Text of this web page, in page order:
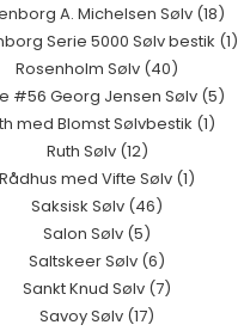
A. Michelsen Sølv (18)
Serie 5000 Sølv bestik (1)
Rosenholm Sølv (40)
#56 Georg Jensen Sølv (5)
med Blomst Sølvbestik (1)
Ruth Sølv (12)
Rådhus med Vifte Sølv (1)
Saksisk Sølv (46)
Salon Sølv (5)
Saltskeer Sølv (6)
Sankt Knud Sølv (7)
Savoy Sølv (17)